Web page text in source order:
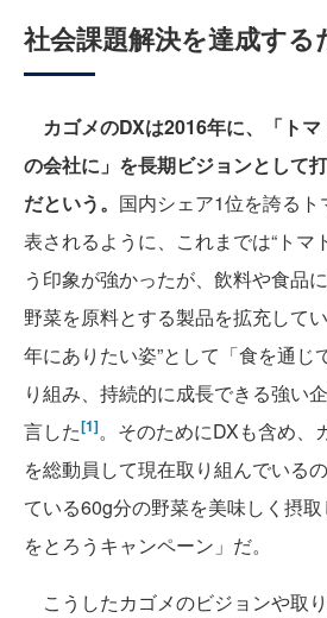
社会課題解決を達成する
カゴメのDXは2016年に、「ト
の会社に」を長期ビジョンとして
だという。 国内シェア1位を誇る
表されるように、これまでは“トマ
う印象が強かったが、飲料や食品
野菜を原料とする製品を拡充して
年にありたい姿”として「食を通じ
り組み、持続的に成長できる強い
言した[1]。そのためにDXも含め、
を総動員して現在取り組んでいる
ている60g分の野菜を美味しく摂
をとろうキャンペーン」だ。
こうしたカゴメのビジョンや取